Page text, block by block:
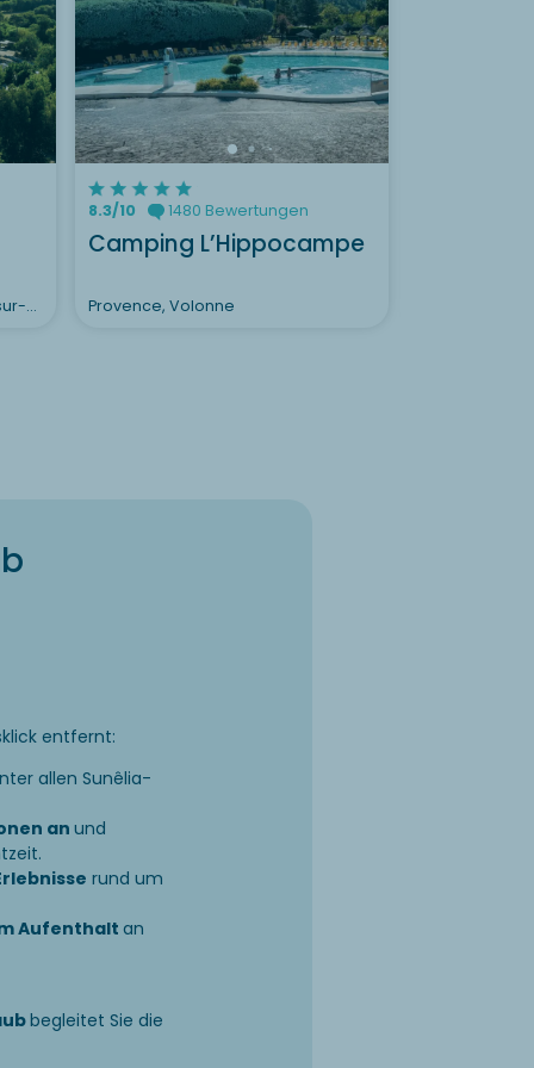
Forge ?
Entdecken Sie
Pyrenäen-Orientales, Argelès-sur-Mer
8.3/10 1480 Bewertungen
Camping L’Hippocampe
Provence, Volonne
entfernt:
allen Sunêlia-
anund
rund um
Aufenthaltan
begleitet Sie die